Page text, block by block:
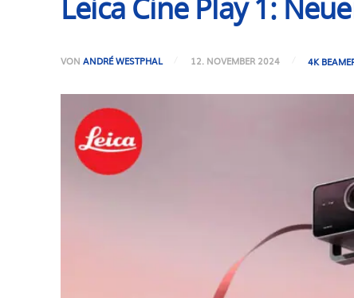
Leica Cine Play 1:
VON ANDRÉ WESTPHAL 12. NOVEMBER 2024 4K